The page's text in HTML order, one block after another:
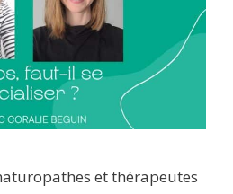
et thérapeutes